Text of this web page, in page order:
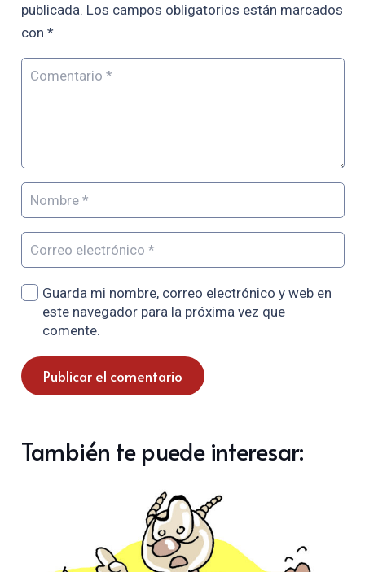
publicada. Los campos obligatorios están marcados
con *
Guarda mi nombre, correo electrónico y web en
este navegador para la próxima vez que
comente.
Publicar el comentario
También te puede interesar: